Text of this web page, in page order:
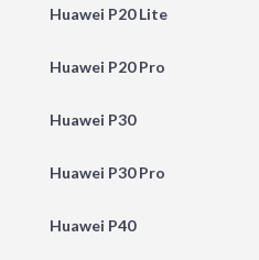
Huawei P20 Lite
Huawei P20 Pro
Huawei P30
Huawei P30 Pro
Huawei P40